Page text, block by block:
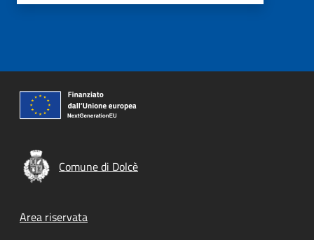
Comune di Dolcè
Footer menu
Area riservata